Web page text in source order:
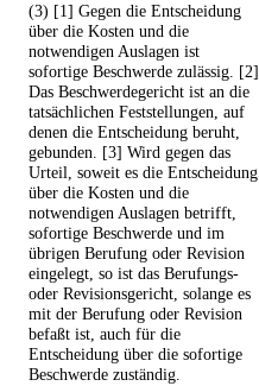
(3) [1] Gegen die Entscheidung
über die Kosten und die
notwendigen Auslagen ist
sofortige Beschwerde zulässig. [2]
Das Beschwerdegericht ist an die
tatsächlichen Feststellungen, auf
denen die Entscheidung beruht,
gebunden. [3] Wird gegen das
Urteil, soweit es die Entscheidung
über die Kosten und die
notwendigen Auslagen betrifft,
sofortige Beschwerde und im
übrigen Berufung oder Revision
eingelegt, so ist das Berufungs-
oder Revisionsgericht, solange es
mit der Berufung oder Revision
befaßt ist, auch für die
Entscheidung über die sofortige
Beschwerde zuständig.